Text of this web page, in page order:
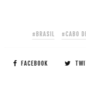
#BRASIL #CABO
FACEBOOK